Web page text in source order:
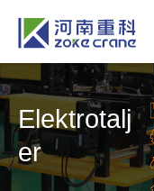
Elektrotalj
er